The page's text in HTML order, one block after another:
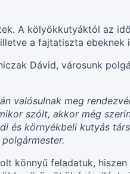
A kölyökkutyáktól az
a fajtatiszta ebeknek
Dávid, városunk
valósulnak meg
szólt, akkor még
és környékbeli kutyás
könnyű feladatuk, hiszen